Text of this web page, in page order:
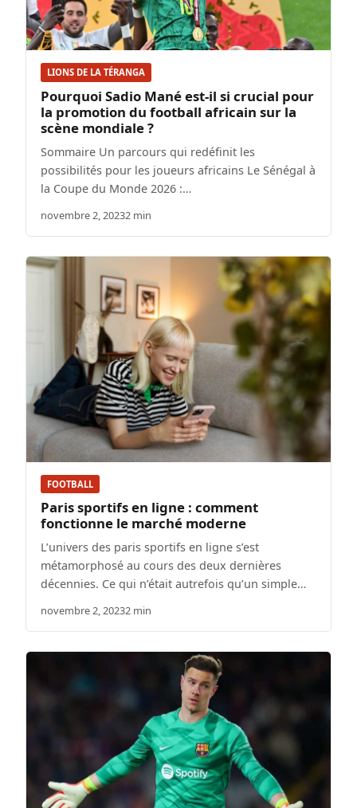
LIONS DE LA TÉRANGA
Pourquoi Sadio Mané est-il si crucial pour
la promotion du football africain sur la
scène mondiale ?
Sommaire Un parcours qui redéfinit les
possibilités pour les joueurs africains Le Sénégal à
la Coupe du Monde 2026 :…
novembre 2, 20232 min
FOOTBALL
Paris sportifs en ligne : comment
fonctionne le marché moderne
L’univers des paris sportifs en ligne s’est
métamorphosé au cours des deux dernières
décennies. Ce qui n’était autrefois qu’un simple…
novembre 2, 20232 min